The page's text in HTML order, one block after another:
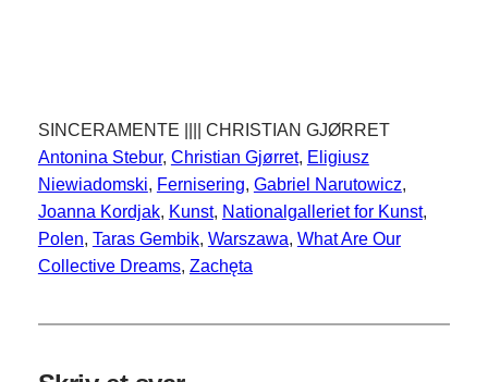
SINCERAMENTE |||| CHRISTIAN GJØRRET
Antonina Stebur, Christian Gjørret, Eligiusz
Niewiadomski, Fernisering, Gabriel Narutowicz
Joanna Kordjak, Kunst, Nationalgalleriet for Kunst
Polen, Taras Gembik, Warszawa, What Are Our
Collective Dreams, Zachęta